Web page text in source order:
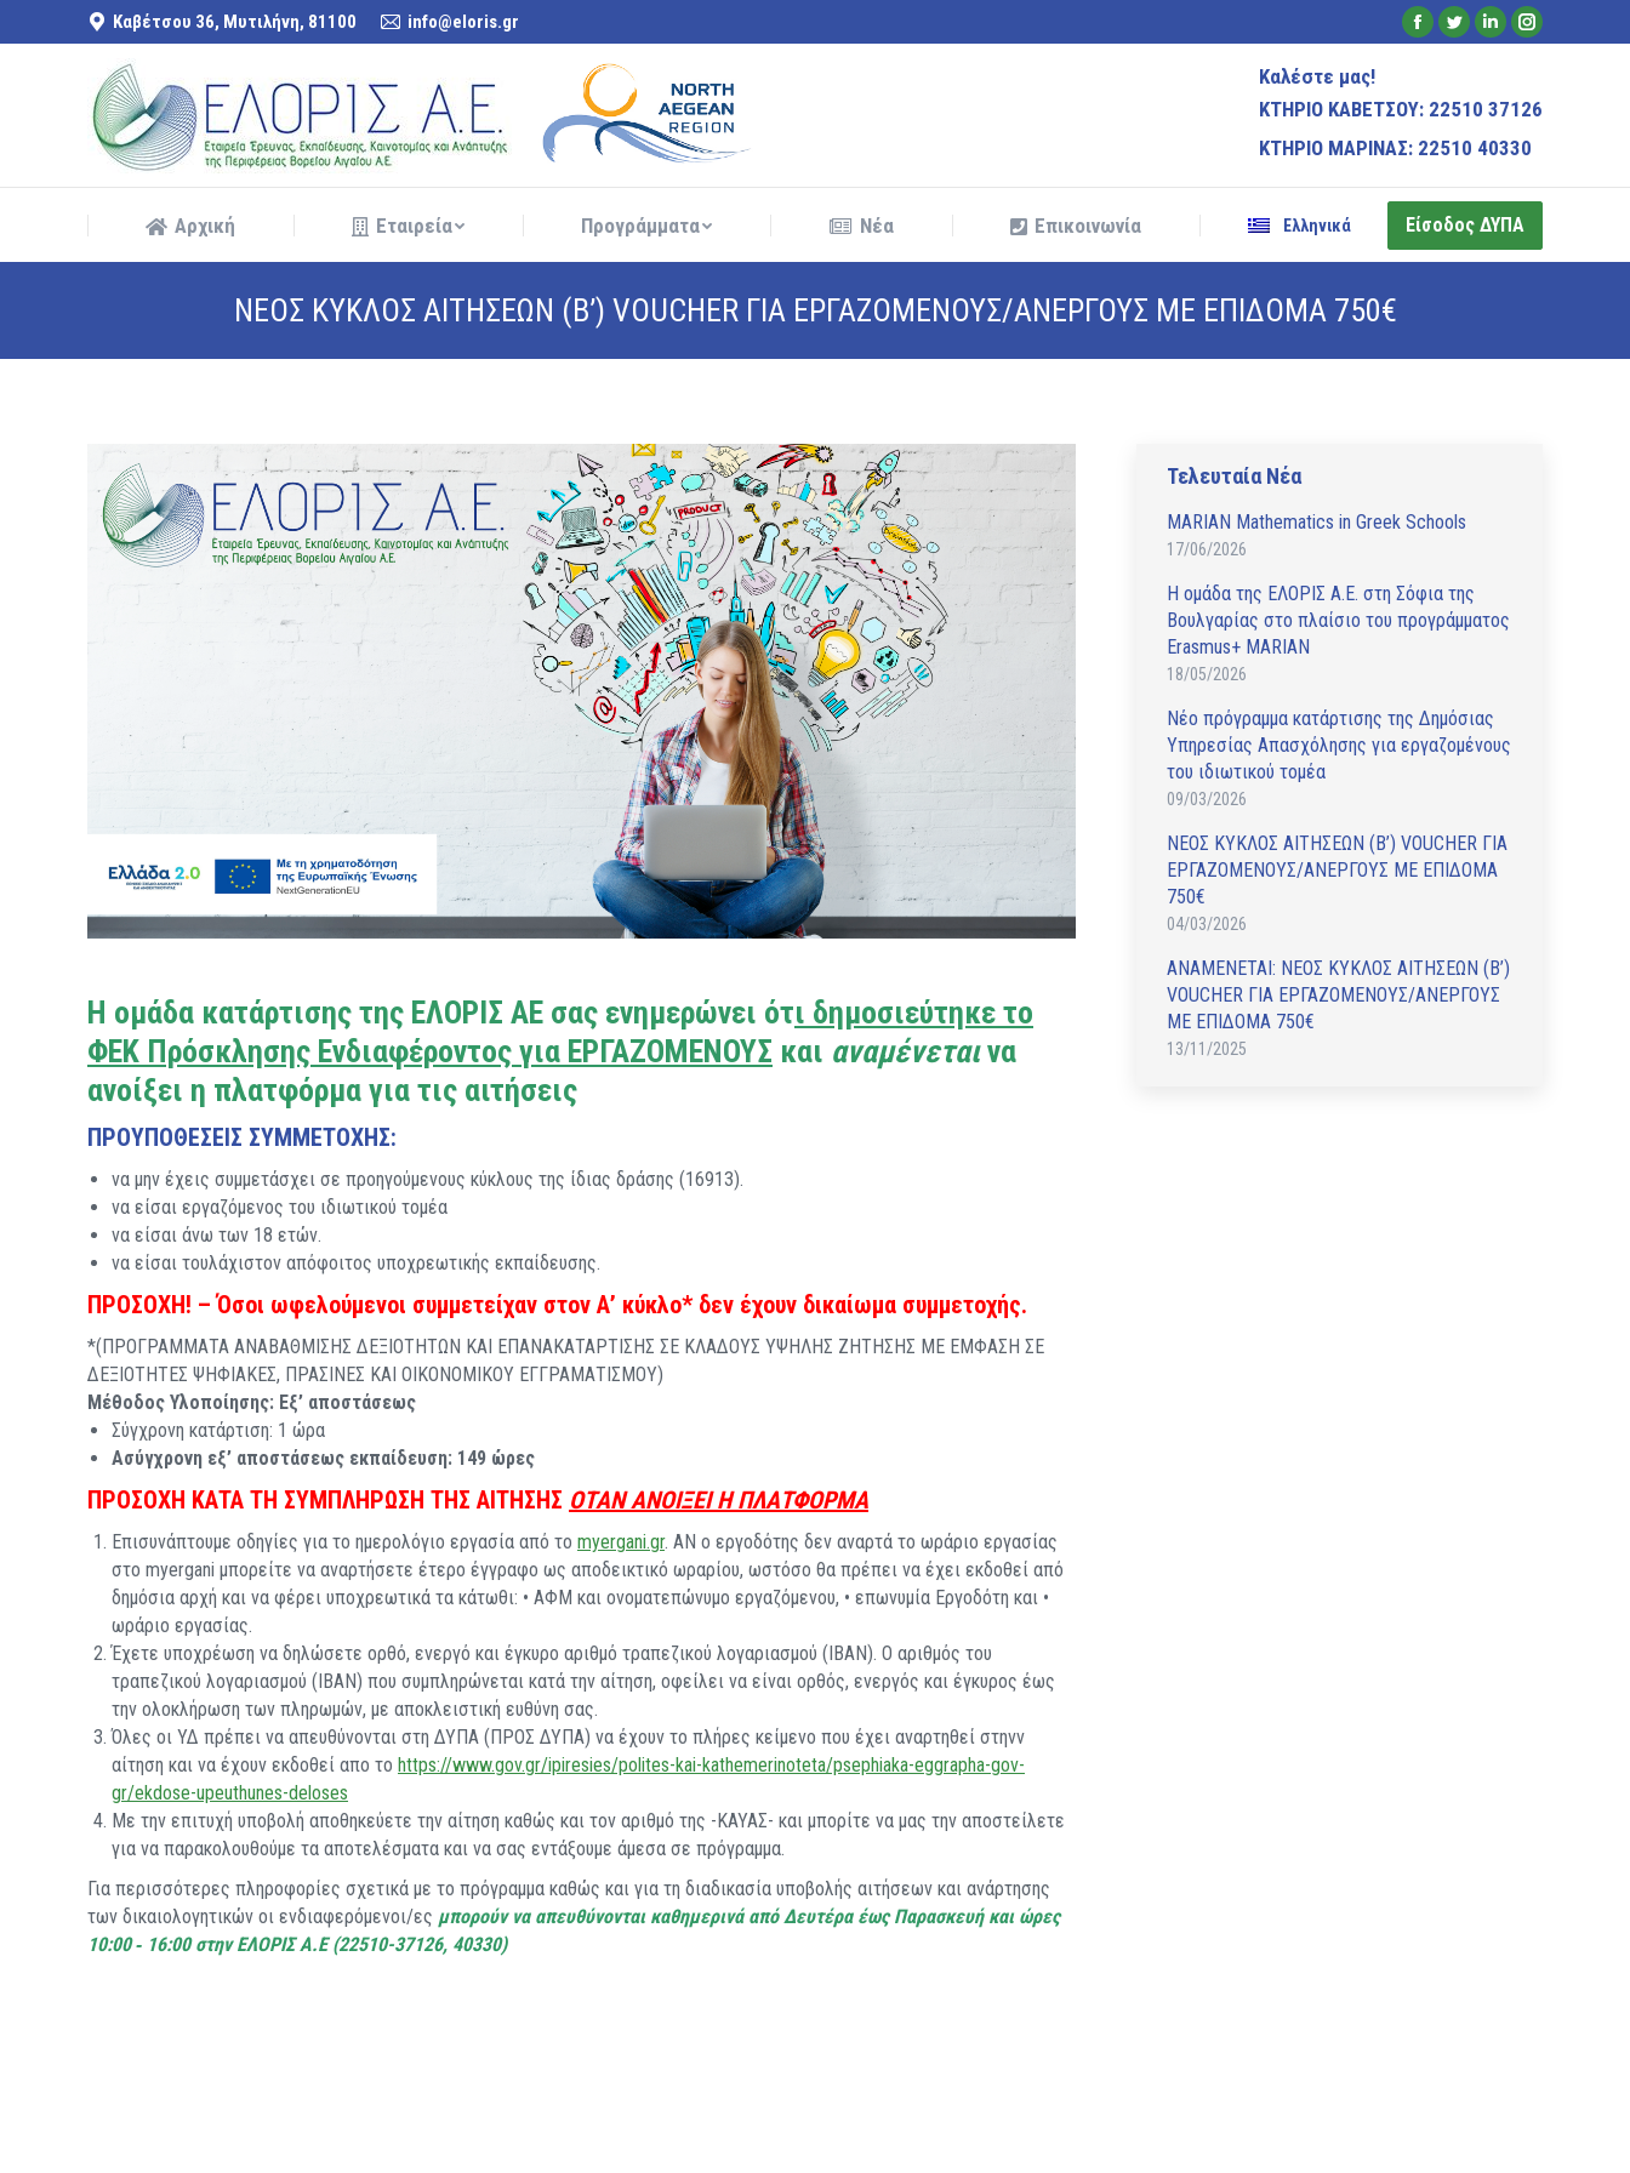
Καβέτσου 36, Μυτιλήνη, 81100 info@eloris.gr
Facebook
opens
new
window
Twitter
opens
new
window
Linkedin
opens
new
window
Instagram
opens
new
window
Καλέστε μας!
ΚΤΗΡΙΟ ΚΑΒΕΤΣΟΥ: 22510 37126
ΚΤΗΡΙΟ ΜΑΡΙΝΑΣ: 22510 40330
Αρχική Εταιρεία Προγράμματα Νέα Επικοινωνία Ελληνικά Είσοδος ΔΥΠΑ
ΝΕΟΣ ΚΥΚΛΟΣ ΑΙΤΗΣΕΩΝ (Β’) VOUCHER ΓΙΑ ΕΡΓΑΖΟΜΕΝΟΥΣ/ΑΝΕΡΓΟΥΣ ΜΕ ΕΠΙΔΟΜΑ 750€
Η ομάδα κατάρτισης της ΕΛΟΡΙΣ ΑΕ σας ενημερώνει ότι δημοσιεύτηκε το
ΦΕΚ Πρόσκλησης Ενδιαφέροντος για ΕΡΓΑΖΟΜΕΝΟΥΣ και αναμένεταινα
ανοίξει η πλατφόρμα για τις αιτήσεις
ΠΡΟΥΠΟΘΕΣΕΙΣ ΣΥΜΜΕΤΟΧΗΣ:
να μην έχεις συμμετάσχει σε προηγούμενους κύκλους της ίδιας δράσης (16913).
να είσαι εργαζόμενος του ιδιωτικού τομέα
να είσαι άνω των 18 ετών
να είσαι τουλάχιστον απόφοιτος υποχρεωτικής εκπαίδευσης
ΠΡΟΣΟΧΗ! – Όσοι ωφελούμενοι συμμετείχαν στον Α’ κύκλο* δεν έχουν δικαίωμα συμμετοχής.
*(ΠΡΟΓΡΑΜΜΑΤΑ ΑΝΑΒΑΘΜΙΣΗΣ ΔΕΞΙΟΤΗΤΩΝ ΚΑΙ ΕΠΑΝΑΚΑΤΑΡΤΙΣΗΣ ΣΕ ΚΛΑΔΟΥΣ ΥΨΗΛΗΣ ΖΗΤΗΣΗΣ ΜΕ ΕΜΦΑΣΗ ΣΕ
ΔΕΞΙΟΤΗΤΕΣ ΨΗΦΙΑΚΕΣ, ΠΡΑΣΙΝΕΣ ΚΑΙ ΟΙΚΟΝΟΜΙΚΟΥ ΕΓΓΡΑΜΑΤΙΣΜΟΥ)
Μέθοδος Υλοποίησης: Εξ’ αποστάσεως
Σύγχρονη κατάρτιση: 1 ώρα
Ασύγχρονη εξ’ αποστάσεως εκπαίδευση: 149 ώρες
ΠΡΟΣΟΧΗ ΚΑΤΑ ΤΗ ΣΥΜΠΛΗΡΩΣΗ ΤΗΣ ΑΙΤΗΣΗΣ ΟΤΑΝ ΑΝΟΙΞΕΙ Η ΠΛΑΤΦΟΡΜΑ
Επισυνάπτουμε οδηγίες για το ημερολόγιο εργασία από το myergani.gr. ΑΝ ο εργοδότης δεν αναρτά το ωράριο εργασίας
στο myergani μπορείτε να αναρτήσετε έτερο έγγραφο ως αποδεικτικό ωραρίου, ωστόσο θα πρέπει να έχει εκδοθεί από
δημόσια αρχή και να φέρει υποχρεωτικά τα κάτωθι: • ΑΦΜ και ονοματεπώνυμο εργαζόμενου, • επωνυμία Εργοδότη και •
ωράριο εργασίας.
Έχετε υποχρέωση να δηλώσετε ορθό, ενεργό και έγκυρο αριθμό τραπεζικού λογαριασμού (IBAN). Ο αριθμός του
τραπεζικού λογαριασμού (IBAN) που συμπληρώνεται κατά την αίτηση, οφείλει να είναι ορθός, ενεργός και έγκυρος έως
την ολοκλήρωση των πληρωμών, με αποκλειστική ευθύνη σας.
Όλες οι ΥΔ πρέπει να απευθύνονται στη ΔΥΠΑ (ΠΡΟΣ ΔΥΠΑ) να έχουν το πλήρες κείμενο που έχει αναρτηθεί στηνν
αίτηση και να έχουν εκδοθεί απο το https://www.gov.gr/ipiresies/polites-kai-kathemerinoteta/psephiaka-eggrapha-gov-
gr/ekdose-upeuthunes-deloses
Με την επιτυχή υποβολή αποθηκεύετε την αίτηση καθώς και τον αριθμό της -ΚΑΥΑΣ- και μπορίτε να μας την αποστείλετε
για να παρακολουθούμε τα αποτελέσματα και να σας εντάξουμε άμεσα σε πρόγραμμα.
Για περισσότερες πληροφορίες σχετικά με το πρόγραμμα καθώς και για τη διαδικασία υποβολής αιτήσεων και ανάρτησης
των δικαιολογητικών οι ενδιαφερόμενοι/ες μπορούν να απευθύνονται καθημερινά από Δευτέρα έως Παρασκευή και ώρες
10:00 ‐ 16:00 στην ΕΛΟΡΙΣ Α.Ε (22510-37126, 40330)
Τελευταία Νέα
MARIAN Mathematics in Greek Schools
17/06/2026
Η ομάδα της ΕΛΟΡΙΣ Α.Ε. στη Σόφια της
Βουλγαρίας στο πλαίσιο του προγράμματος
Erasmus+ MARIAN
18/05/2026
Νέο πρόγραμμα κατάρτισης της Δημόσιας
Υπηρεσίας Απασχόλησης για εργαζομένους
του ιδιωτικού τομέα
09/03/2026
ΝΕΟΣ ΚΥΚΛΟΣ ΑΙΤΗΣΕΩΝ (Β’) VOUCHER ΓΙΑ
ΕΡΓΑΖΟΜΕΝΟΥΣ/ΑΝΕΡΓΟΥΣ ΜΕ ΕΠΙΔΟΜΑ
750€
04/03/2026
ΑΝAΜΕΝΕΤΑΙ: ΝΕΟΣ ΚΥΚΛΟΣ ΑΙΤΗΣΕΩΝ (Β’)
VOUCHER ΓΙΑ ΕΡΓΑΖΟΜΕΝΟΥΣ/ΑΝΕΡΓΟΥΣ
ΜΕ ΕΠΙΔΟΜΑ 750€
13/11/2025
Αρχική Εταιρεία Προγράμματα Νέα Επικοινωνία Είσοδος ΔΥΠΑ